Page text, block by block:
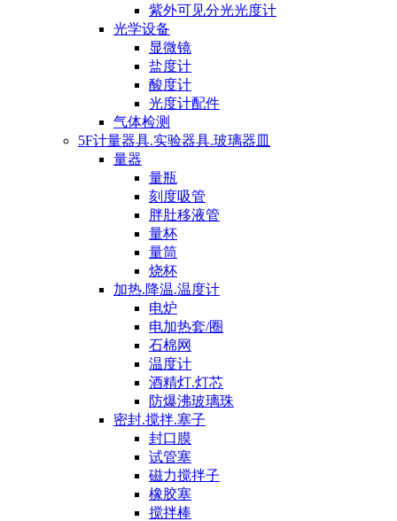
紫外可见分光光度计
光学设备
显微镜
盐度计
酸度计
光度计配件
气体检测
5F计量器具.实验器具.玻璃器皿
量器
量瓶
刻度吸管
胖肚移液管
量杯
量筒
烧杯
加热.降温.温度计
电炉
电加热套/圈
石棉网
温度计
酒精灯.灯芯
防爆沸玻璃珠
密封.搅拌.塞子
封口膜
试管塞
磁力搅拌子
橡胶塞
搅拌棒